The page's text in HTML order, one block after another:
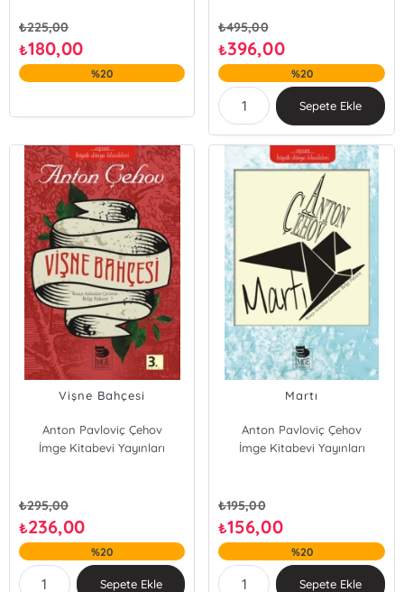
₺225,00
₺180,00
%20
₺495,00
₺396,00
%20
Sepete Ekle
Vişne Bahçesi
Anton Pavloviç Çehov
İmge Kitabevi Yayınları
₺295,00
₺236,00
%20
Sepete Ekle
Martı
Anton Pavloviç Çehov
İmge Kitabevi Yayınları
₺195,00
₺156,00
%20
Sepete Ekle